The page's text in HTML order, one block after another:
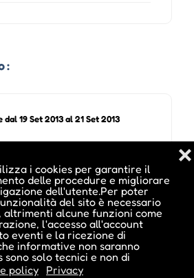
i cookies per garantire il
delle procedure e migliorare
dell'utente.Per poter
del sito è necessario
altrimenti alcune funzioni come
l'accesso all'account
eventi e la ricezione di
informative non saranno
sono solo tecnici e non di
policy Privacy
❌
:
dal 19 Set 2013 al 21 Set 2013
Note sugli orari :
/ Sa-sab 09.00-17.00